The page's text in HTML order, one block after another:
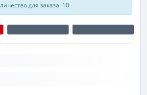
для заказа: 10